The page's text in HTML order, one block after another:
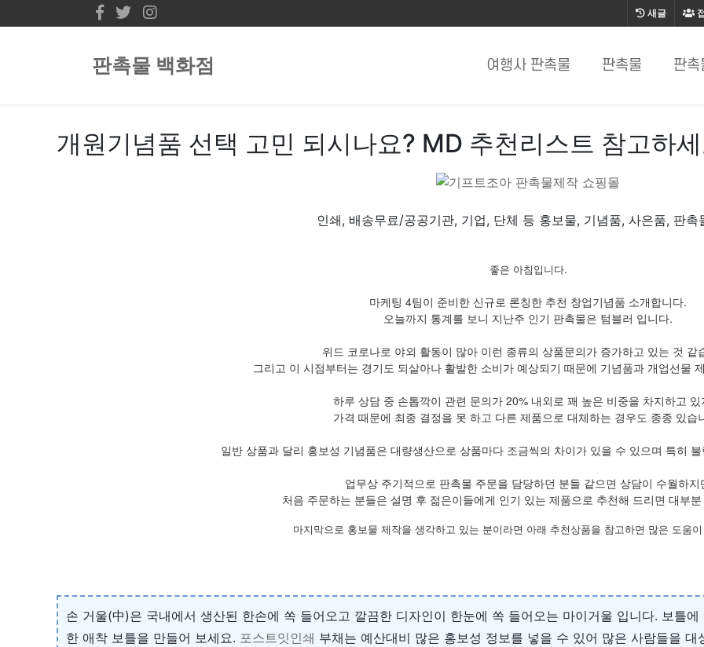
새글
판촉물 백화점 여행사 판촉물 판촉물 판촉
개원기념품 선택 고민 되시나요? MD 추천리스트 참고하
인쇄, 배송무료/공공기관, 기업, 단체 등 홍보물, 기념품, 사은품, 판촉
좋은 아침입니다.
마케팅 4팀이 준비한 신규로 론칭한 추천 창업기념품 소개합니다.
오늘까지 통계를 보니 지난주 인기 판촉물은 텀블러 입니다.
위드 코로나로 야외 활동이 많아 이런 종류의 상품문의가 증가하고 있는 것 같
그리고 이 시점부터는 경기도 되살아나 활발한 소비가 예상되기 때문에 기념품과 개업선물
하루 상담 중 손톱깍이 관련 문의가 20% 내외로 꽤 높은 비중을 차지하고 있
가격 때문에 최종 결정을 못 하고 다른 제품으로 대체하는 경우도 종종 있습
일반 상품과 달리 홍보성 기념품은 대량생산으로 상품마다 조금씩의 차이가 있을 수 있으며 특히
업무상 주기적으로 판촉물 주문을 담당하던 분들 같으면 상담이 수월하지
처음 주문하는 분들은 설명 후 젊은이들에게 인기 있는 제품으로 추천해 드리면 대부
마지막으로 홍보물 제작을 생각하고 있는 분이라면 아래 추천상품을 참고하면 많은 도움
손 거울(中)은 국내에서 생산된 한손에 쏙 들어오고 깔끔한 디자인이 한눈에 쏙 들어오는 마이거울 입니다. 보틀
한 애착 보틀을 만들어 보세요. 포스트잇인쇄 부채는 예산대비 많은 홍보성 정보를 넣을 수 있어 많은 사람들을